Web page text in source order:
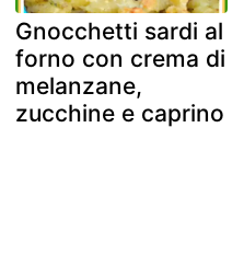
Gnocchetti sardi al
forno con crema di
melanzane,
zucchine e caprino